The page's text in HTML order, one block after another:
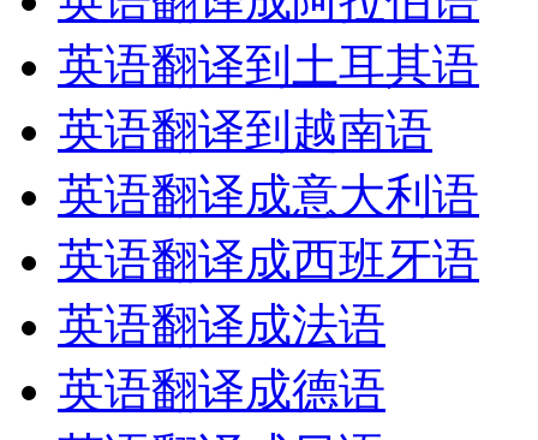
英语翻译到土耳其语
英语翻译到越南语
英语翻译成意大利语
英语翻译成西班牙语
英语翻译成法语
英语翻译成德语